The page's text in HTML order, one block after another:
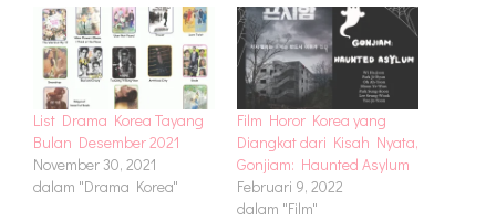
List Drama Korea Tayang
Bulan Desember 2021
November 30, 2021
dalam "Drama Korea"
Film Horor Korea yang
Diangkat dari Kisah Nyata,
Gonjiam: Haunted Asylum
Februari 9, 2022
dalam "Film"